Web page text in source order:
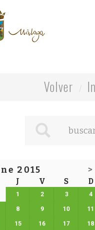
Volver
2015 >
J V S D
1 2 3 4
8 9 10 11
15 16 17 18